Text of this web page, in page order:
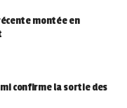
montée en
confirme la sortie des